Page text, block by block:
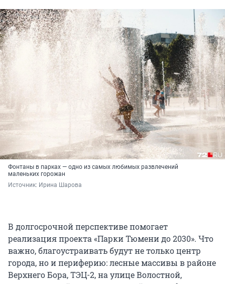
Фонтаны в парках — одно из самых любимых развлечений
маленьких горожан
Источник: Ирина Шарова
В долгосрочной перспективе помогает
реализация проекта «Парки Тюмени до 2030». Что
важно, благоустраивать будут не только центр
города, но и периферию: лесные массивы в районе
Верхнего Бора, ТЭЦ-2, на улице Волостной,